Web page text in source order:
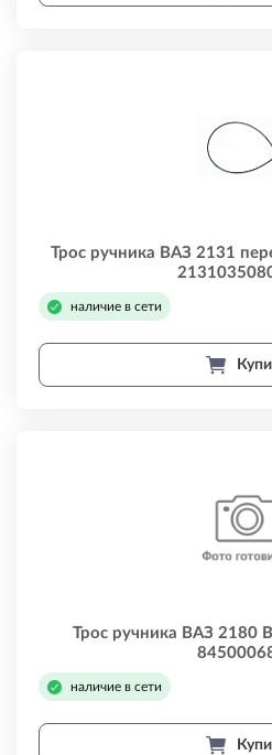
Трос ручника ВАЗ 2131
наличие в сети
Трос ручника ВАЗ 2180
наличие в сети